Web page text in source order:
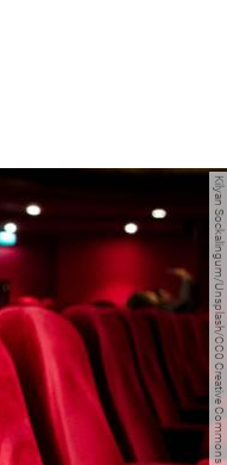
Kilyan Sockalingum/Unsplash/CC0 Creative Commons